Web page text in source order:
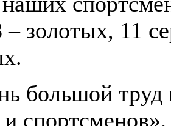
– золотых, 11
большой
и